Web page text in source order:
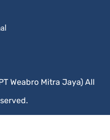
Weabro Mitra Jaya) All